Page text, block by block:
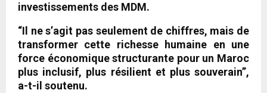
investissements des MDM.
“Il ne s’agit pas seulement de chiffres, mais de
transformer cette richesse humaine en une
force économique structurante pour un Maroc
plus inclusif, plus résilient et plus souverain”,
a-t-il soutenu.